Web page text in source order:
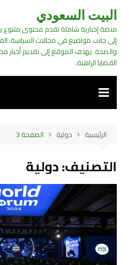
التجاوز
المحتوى
البيت السعودي
منصة إخبارية شاملة تقدم محتوى متنوع
إلى جانب مواضيع في مجالات السياسة،
والصحة. يهدف الموقع إلى تقديم أخبار
القضايا الراهنة.
الرئيسية دولية الصفحة 3
التصنيف:دولية